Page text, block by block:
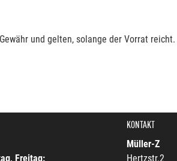
und gelten, solange der Vorrat reicht.
Freitag:
KONTAKT
Müller-Z
Hertzstr.2